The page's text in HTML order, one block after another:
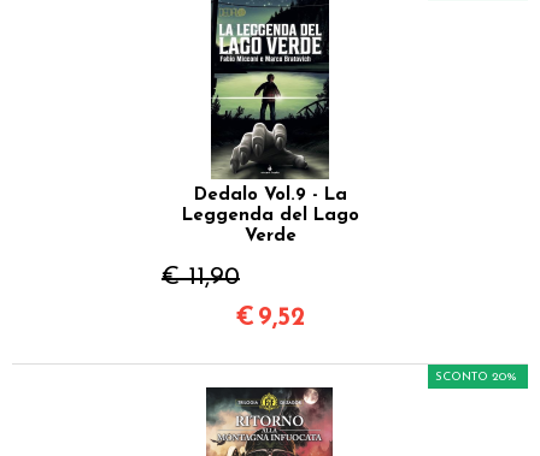
Dedalo Vol.9 - La
Leggenda del Lago
Verde
€ 11,90
€ 9,52
SCONTO 20%